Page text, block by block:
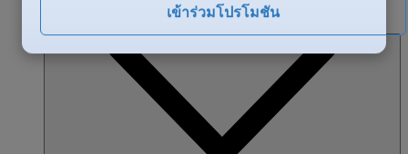
เข้าร่วมโปรโมชัน